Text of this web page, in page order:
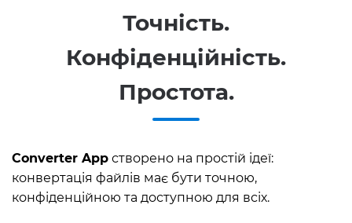
Точність.
Конфіденційність.
Простота.
Converter App створено на простій ідеї:
конвертація файлів має бути точною,
конфіденційною та доступною для всіх.